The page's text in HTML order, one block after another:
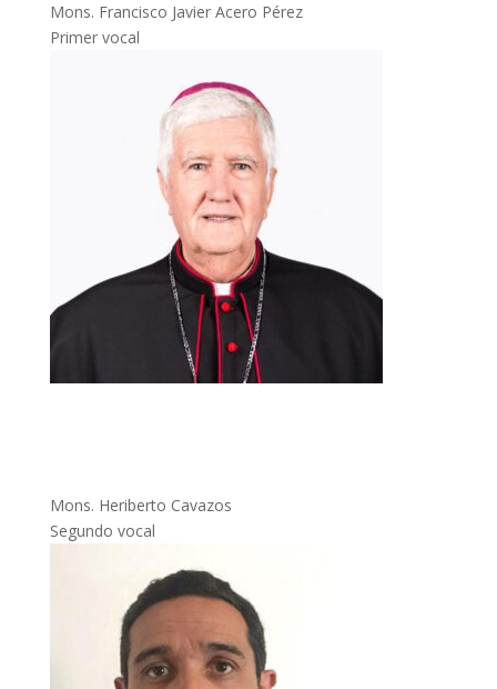
Mons. Francisco Javier Acero Pérez
Primer vocal
Mons. Heriberto Cavazos
Segundo vocal